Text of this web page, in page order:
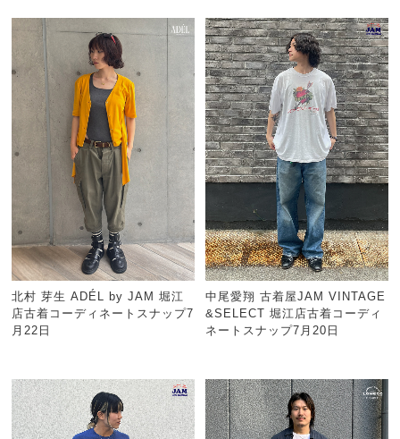
北村 芽生 ADÉL by JAM 堀江
店古着コーディネートスナップ7
月22日
中尾愛翔 古着屋JAM VINTAGE
&SELECT 堀江店古着コーディ
ネートスナップ7月20日